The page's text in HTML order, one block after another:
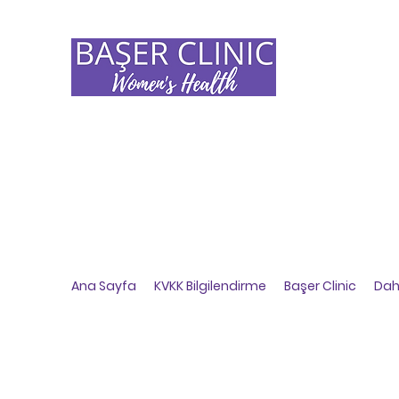
Ana Sayfa KVKK Bilgilendirme Başer Clinic